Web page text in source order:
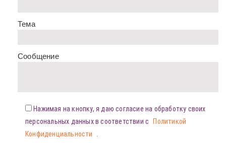
Тема
Сообщение
Нажимая на кнопку, я даю согласие на обработку своих
персональных данных в соответствии с
Политикой
Конфиденциальности